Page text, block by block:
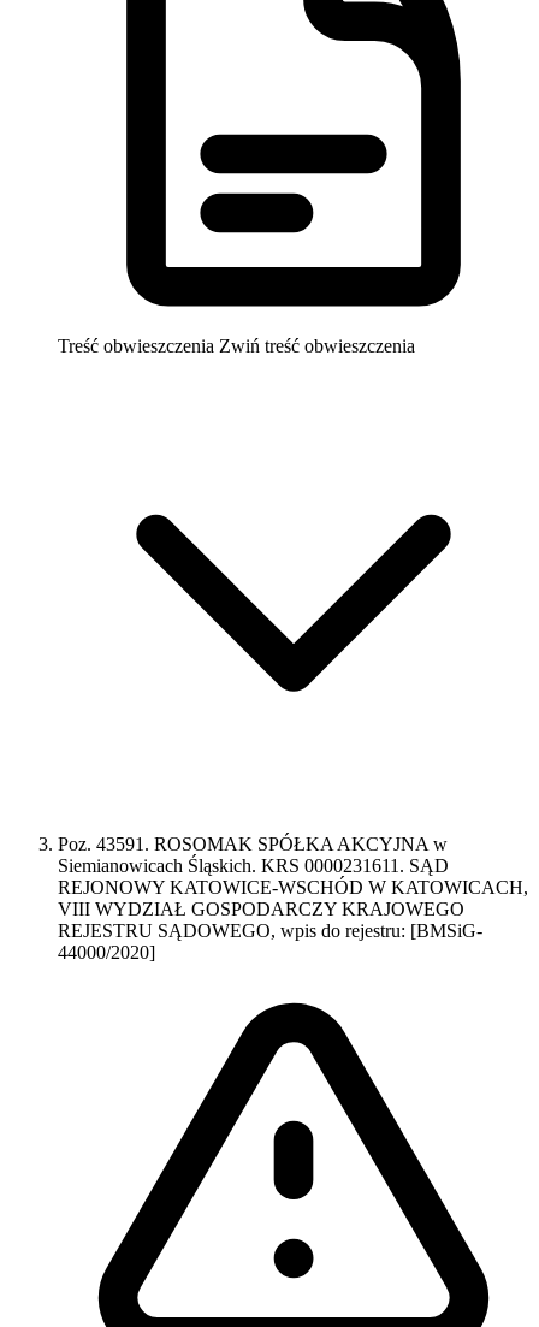
Treść obwieszczenia Zwiń treść obwieszczenia
Poz. 43591. ROSOMAK SPÓŁKA AKCYJNA w
Siemianowicach Śląskich. KRS 0000231611. SĄD
REJONOWY KATOWICE-WSCHÓD W KATOWICACH,
VIII WYDZIAŁ GOSPODARCZY KRAJOWEGO
REJESTRU SĄDOWEGO, wpis do rejestru: [BMSiG-
44000/2020]